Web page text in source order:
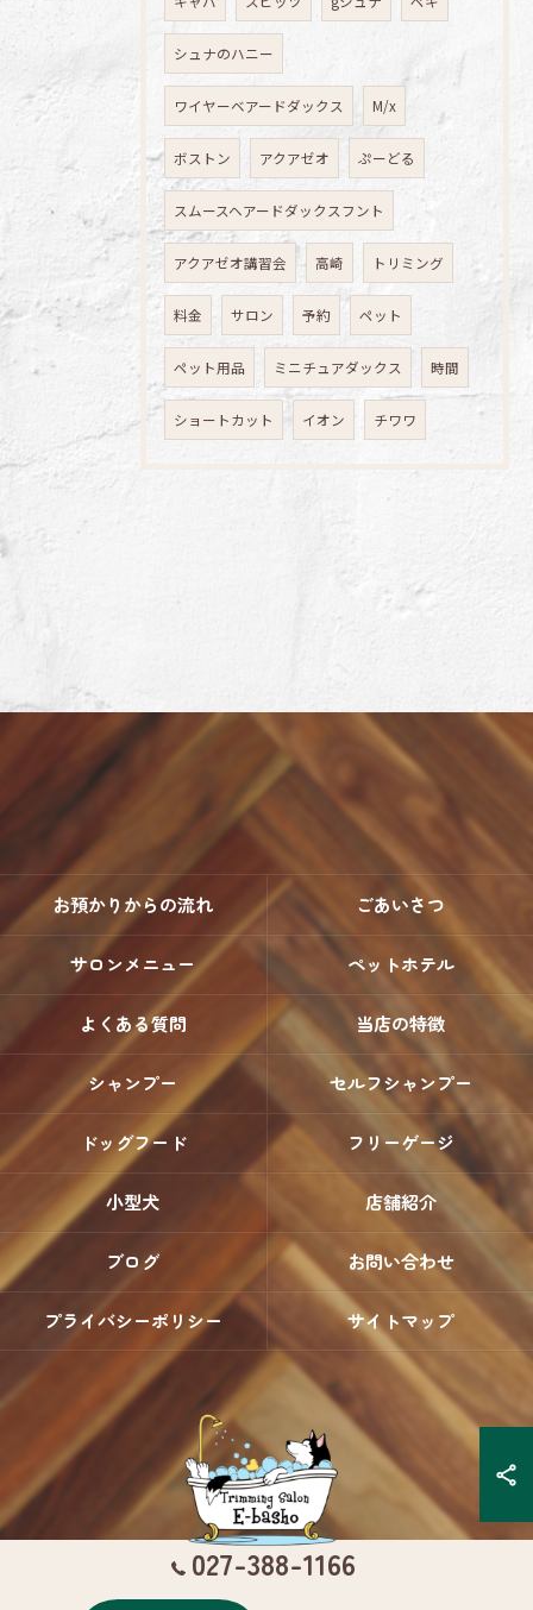
シュナのハニー
ワイヤーベアードダックス M/x
ボストン アクアゼオ ぷーどる
スムースヘアードダックスフント
アクアゼオ講習会 高崎 トリミング
料金 サロン 予約 ペット
ペット用品 ミニチュアダックス 時間
ショートカット イオン チワワ
027-388-1166
お預かりからの流れ ごあいさつ
サロンメニュー ペットホテル
よくある質問 当店の特徴
シャンプー セルフシャンプー
ドッグフード フリーゲージ
小型犬 店舗紹介
ブログ お問い合わせ
プライバシーポリシー サイトマップ